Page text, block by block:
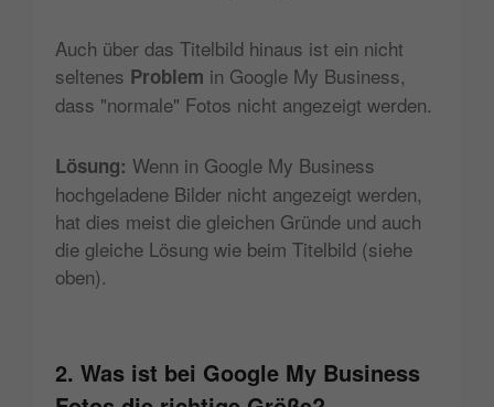
Auch über das Titelbild hinaus ist ein nicht
seltenes Problem in Google My Business,
dass "normale" Fotos nicht angezeigt werden.
Lösung: Wenn in Google My Business
hochgeladene Bilder nicht angezeigt werden,
hat dies meist die gleichen Gründe und auch
die gleiche Lösung wie beim Titelbild (siehe
oben).
2. Was ist bei Google My Business